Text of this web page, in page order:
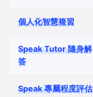
個人化智慧複習
Speak Tutor 隨身解
答
Speak 專屬程度評估